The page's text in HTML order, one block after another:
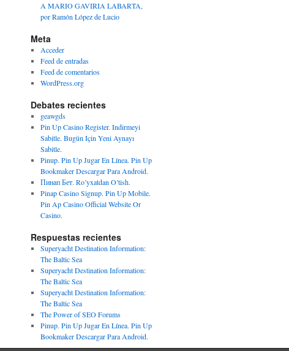
A MARIO GAVIRIA LABARTA,
por Ramón López de Lucio
Meta
Acceder
Feed de entradas
Feed de comentarios
WordPress.org
Debates recientes
geawgds
Pin Up Casino Register. Indirmeyi
Sabitle. Bugün Için Yeni Aynayı
Sabitle.
Pinup. Pin Up Jugar En Línea. Pin Up
Bookmaker Descargar Para Android.
Пинап Бет. Ro’yxatdan O’tish.
Pinap Casino Signup. Pin Up Mobile.
Pin Ap Casino Official Website Or
Casino.
Respuestas recientes
Superyacht Destination Information:
The Baltic Sea
Superyacht Destination Information:
The Baltic Sea
Superyacht Destination Information:
The Baltic Sea
The Power of SEO Forums
Pinup. Pin Up Jugar En Línea. Pin Up
Bookmaker Descargar Para Android.